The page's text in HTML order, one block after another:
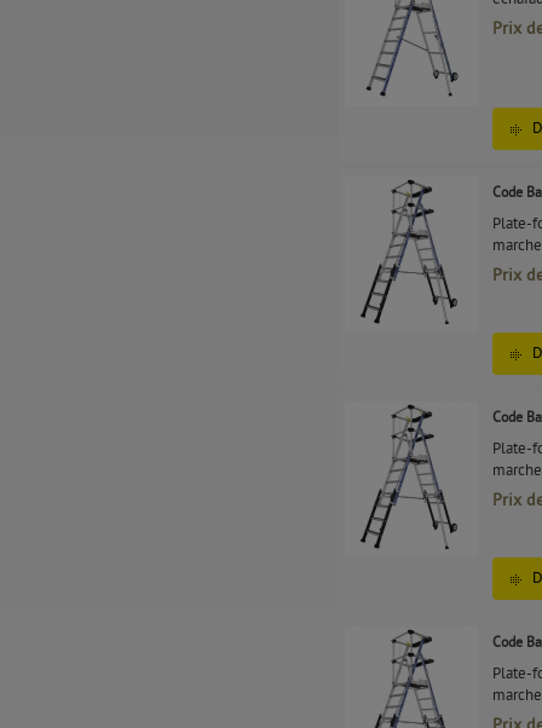
Prix
Code
Plate-
Prix
Code
Plate-
Prix
Code
Plate-